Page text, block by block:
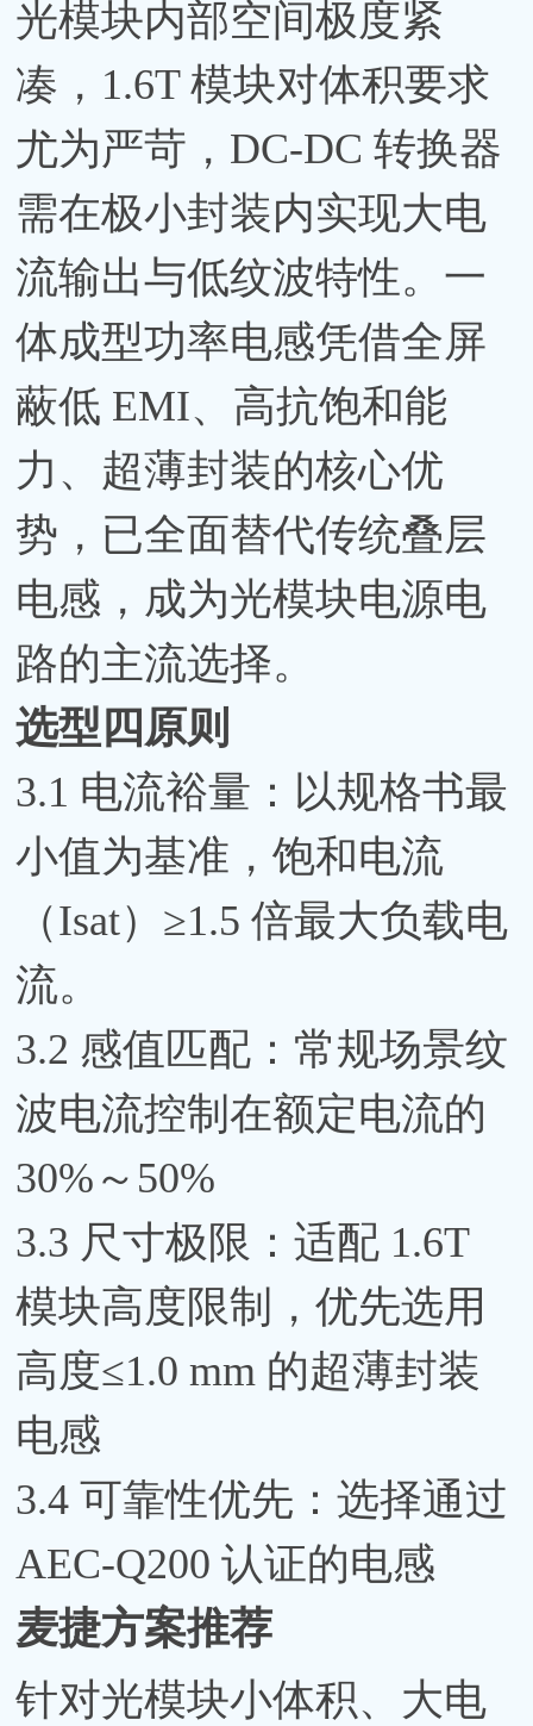
光模块内部空间极度紧
凑，1.6T 模块对体积要求
尤为严苛，DC-DC 转换器
需在极小封装内实现大电
流输出与低纹波特性。一
体成型功率电感凭借全屏
蔽低 EMI、高抗饱和能
力、超薄封装的核心优
势，已全面替代传统叠层
电感，成为光模块电源电
路的主流选择。
选型四原则
3.1 电流裕量：以规格书最
小值为基准，饱和电流
（Isat）≥1.5 倍最大负载电
流。
3.2 感值匹配：常规场景纹
波电流控制在额定电流的
30%～50%
3.3 尺寸极限：适配 1.6T
模块高度限制，优先选用
高度≤1.0 mm 的超薄封装
电感
3.4 可靠性优先：选择通过
AEC-Q200 认证的电感
麦捷方案推荐
针对光模块小体积、大电